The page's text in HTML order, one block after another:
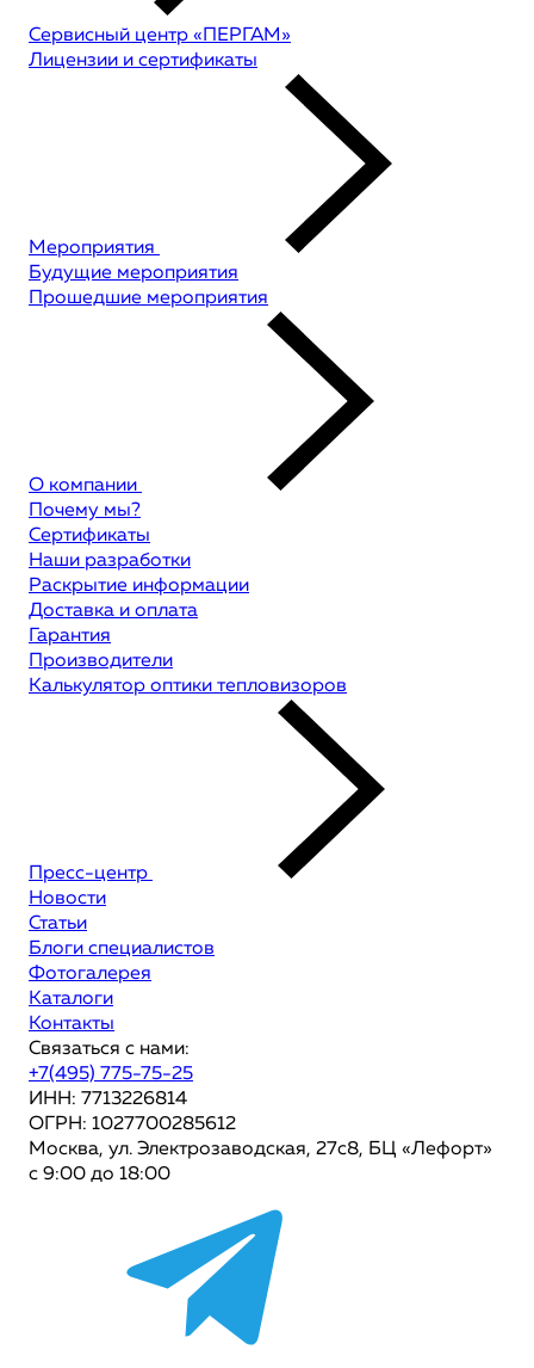
Сервисный центр «ПЕРГАМ»
Лицензии и сертификаты
Мероприятия
Будущие мероприятия
Прошедшие мероприятия
О компании
Почему мы?
Сертификаты
Наши разработки
Раскрытие информации
Доставка и оплата
Гарантия
Производители
Калькулятор оптики тепловизоров
Пресс-центр
Новости
Статьи
Блоги специалистов
Фотогалерея
Каталоги
Контакты
Связаться с нами:
+7(495) 775-75-25
ИНН: 7713226814
ОГРН: 1027700285612
Москва, ул. Электрозаводская, 27с8, БЦ «Лефорт»
с 9:00 до 18:00